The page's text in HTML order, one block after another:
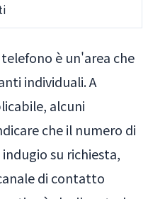
è un'area che
individuali. A
alcuni
che il numero di
su richiesta,
di contatto